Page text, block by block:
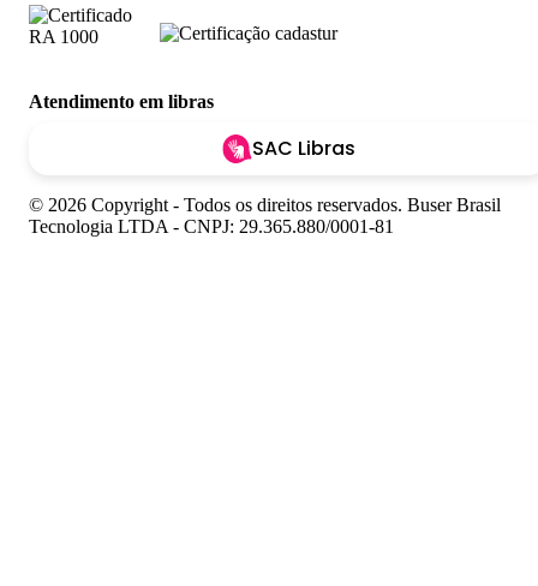
Atendimento em libras
SAC Libras
© 2026 Copyright - Todos os direitos reservados. Buser Brasil
Tecnologia LTDA - CNPJ: 29.365.880/0001-81